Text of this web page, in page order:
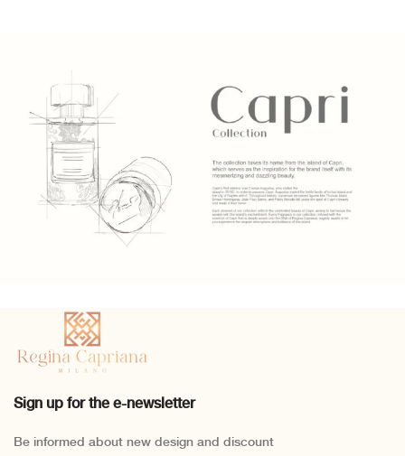
Sign up for the e-newsletter
Be informed about new design and discount